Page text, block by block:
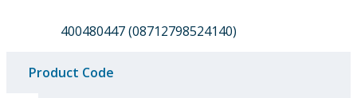
400480447 (08712798524140)
Product Code